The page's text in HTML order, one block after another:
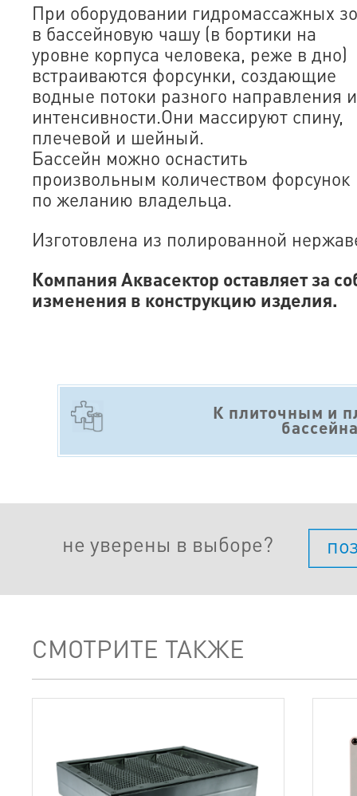
При оборудовании гидромассажных
в бассейновую чашу (в бортики на
уровне корпуса человека, реже в дно)
встраиваются форсунки, создающие
водные потоки разного направления и
интенсивности.Они массируют спину,
плечевой и шейный.
Бассейн можно оснастить
произвольным количеством форсунок
по желанию владельца.
Изготовлена из полированной
Компания Аквасектор оставляет за
изменения в конструкцию изделия.
К плиточным и
не уверены в выборе?
СМОТРИТЕ ТАКЖЕ